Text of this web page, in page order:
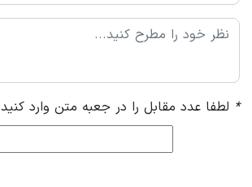
* لطفا عدد مقابل را در جعبه متن وارد کنید